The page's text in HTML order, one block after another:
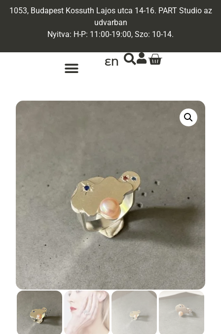
1053, Budapest Kossuth Lajos utca 14-16. PART Studio az
udvarban
Nyitva: H-P: 11:00-19:00, Szo: 10-14.
EN